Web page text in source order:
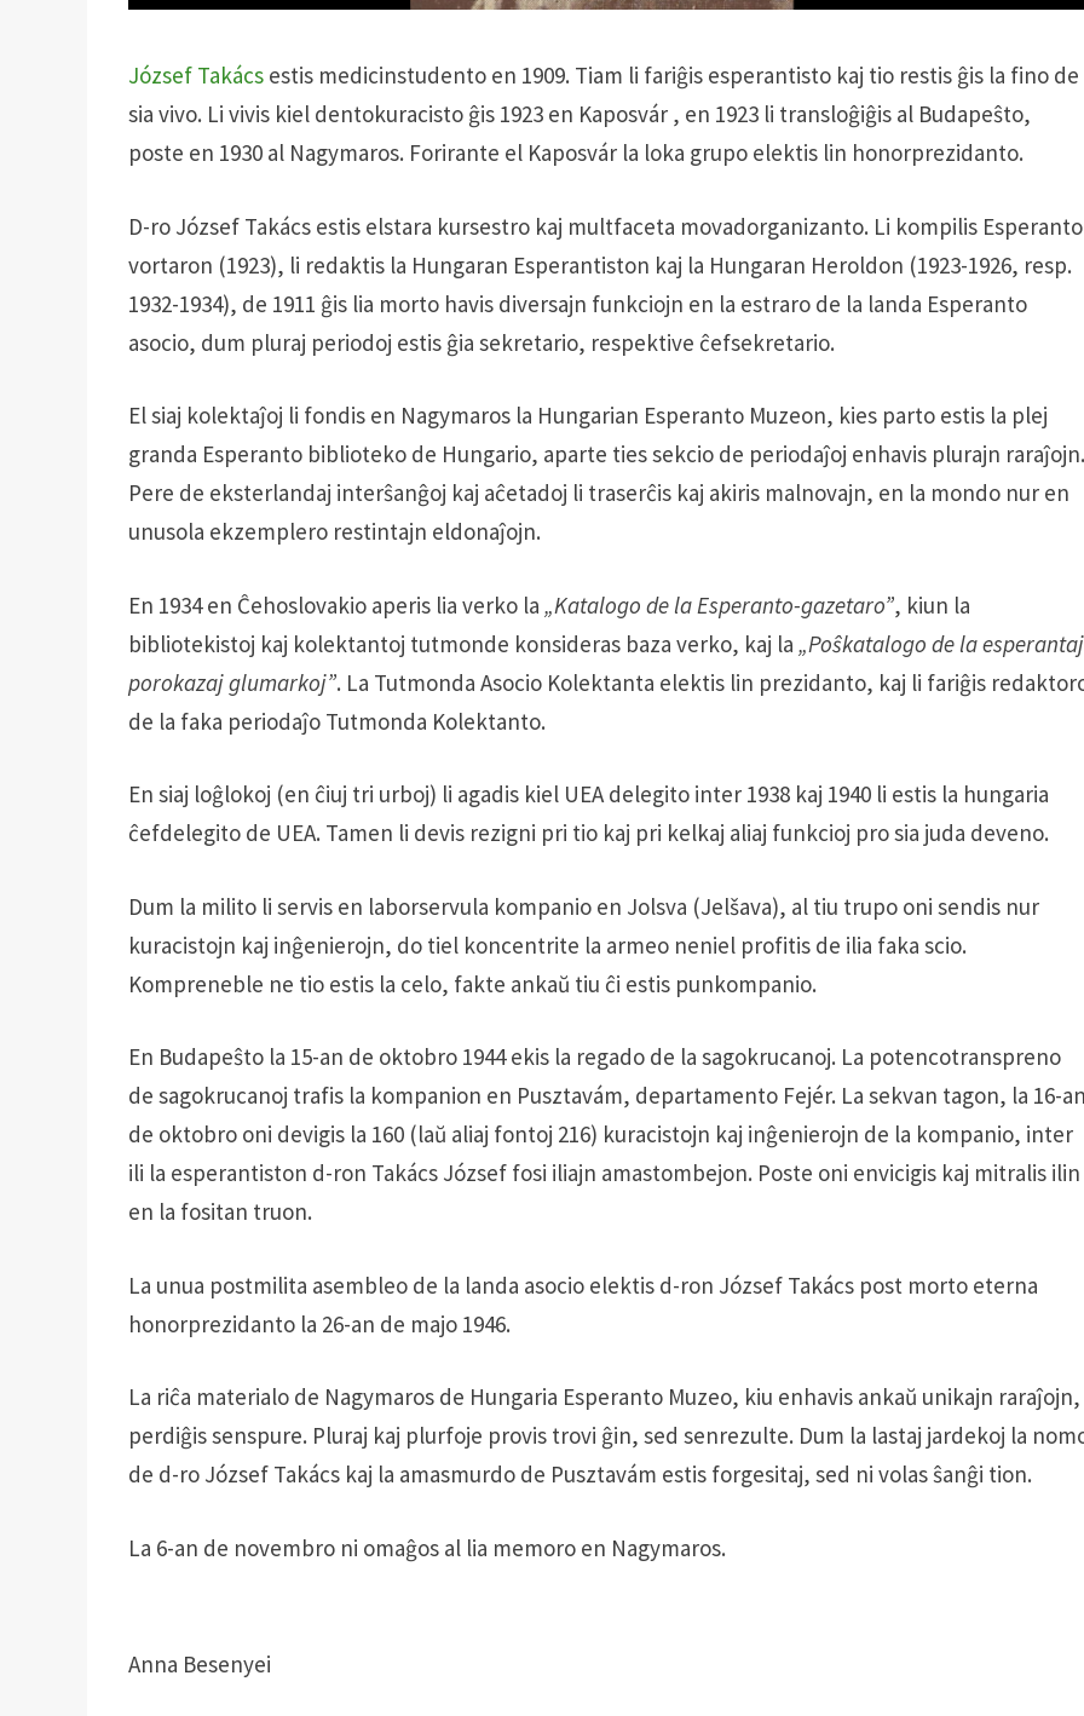
József Takács estis medicinstudento en 1909. Tiam li fariĝis esperantisto kaj tio restis ĝis la fino de
sia vivo. Li vivis kiel dentokuracisto ĝis 1923 en Kaposvár , en 1923 li transloĝiĝis al Budapeŝto,
poste en 1930 al Nagymaros. Forirante el Kaposvár la loka grupo elektis lin honorprezidanto.
D-ro József Takács estis elstara kursestro kaj multfaceta movadorganizanto. Li kompilis Esperanto
vortaron (1923), li redaktis la Hungaran Esperantiston kaj la Hungaran Heroldon (1923-1926, resp.
1932-1934), de 1911 ĝis lia morto havis diversajn funkciojn en la estraro de la landa Esperanto
asocio, dum pluraj periodoj estis ĝia sekretario, respektive ĉefsekretario.
El siaj kolektaĵoj li fondis en Nagymaros la Hungarian Esperanto Muzeon, kies parto estis la plej
granda Esperanto biblioteko de Hungario, aparte ties sekcio de periodaĵoj enhavis plurajn
Pere de eksterlandaj interŝanĝoj kaj aĉetadoj li traserĉis kaj akiris malnovajn, en la mondo nur en
unusola ekzemplero restintajn eldonaĵojn.
En 1934 en Ĉehoslovakio aperis lia verko la„Katalogo de la Esperanto-gazetaro”, kiun la
bibliotekistoj kaj kolektantoj tutmonde konsideras baza verko, kaj la„Poŝkatalogo de la esperantaj
porokazaj glumarkoj”. La Tutmonda Asocio Kolektanta elektis lin prezidanto, kaj li fariĝis
de la faka periodaĵo Tutmonda Kolektanto.
En siaj loĝlokoj (en ĉiuj tri urboj) li agadis kiel UEA delegito inter 1938 kaj 1940 li estis la hungaria
ĉefdelegito de UEA. Tamen li devis rezigni pri tio kaj pri kelkaj aliaj funkcioj pro sia juda deveno.
Dum la milito li servis en laborservula kompanio en Jolsva (Jelšava), al tiu trupo oni sendis nur
kuracistojn kaj inĝenierojn, do tiel koncentrite la armeo neniel profitis de ilia faka scio.
Kompreneble ne tio estis la celo, fakte ankaŭ tiu ĉi estis punkompanio.
En Budapeŝto la 15-an de oktobro 1944 ekis la regado de la sagokrucanoj. La potencotranspreno
de sagokrucanoj trafis la kompanion en Pusztavám, departamento Fejér. La sekvan tagon, la 16-
de oktobro oni devigis la 160 (laŭ aliaj fontoj 216) kuracistojn kaj inĝenierojn de la kompanio, inter
ili la esperantiston d-ron Takács József fosi iliajn amastombejon. Poste oni envicigis kaj mitralis ilin
en la fositan truon.
La unua postmilita asembleo de la landa asocio elektis d-ron József Takács post morto eterna
honorprezidanto la 26-an de majo 1946.
La riĉa materialo de Nagymaros de Hungaria Esperanto Muzeo, kiu enhavis ankaŭ unikajn raraĵojn,
perdiĝis senspure. Pluraj kaj plurfoje provis trovi ĝin, sed senrezulte. Dum la lastaj jardekoj la
de d-ro József Takács kaj la amasmurdo de Pusztavám estis forgesitaj, sed ni volas ŝanĝi tion.
La 6-an de novembro ni omaĝos al lia memoro en Nagymaros.
Anna Besenyei